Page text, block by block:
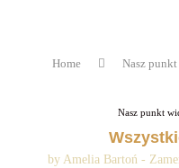
Home Nasz
Nasz punkt
by Amelia Bartoń -